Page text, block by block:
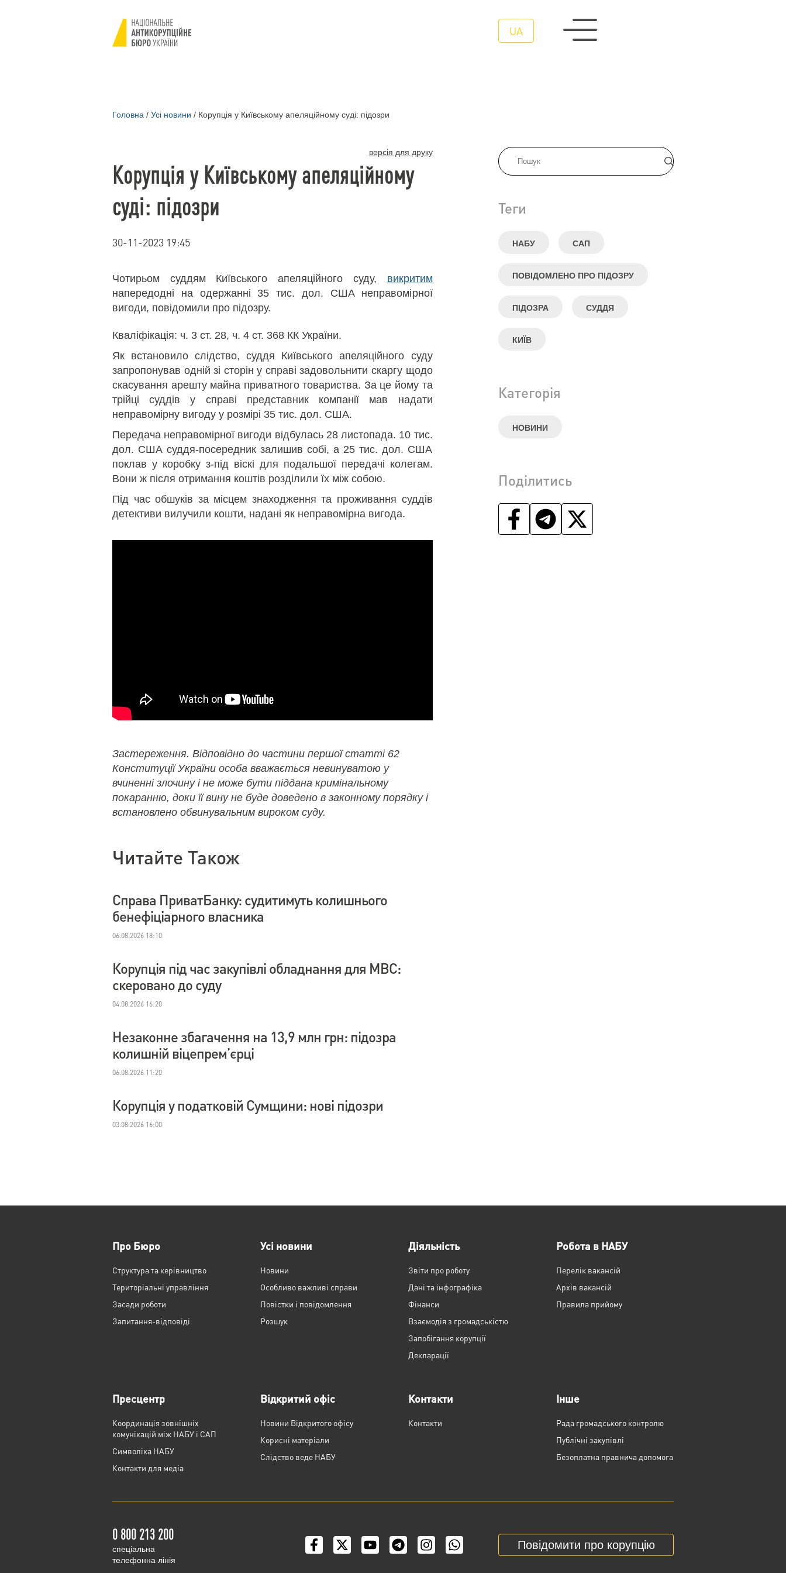
UA
Головна / Усі новини / Корупція у Київському апеляційному суді: підозри
Теги
НАБУ САП
ПОВІДОМЛЕНО ПРО ПІДОЗРУ
ПІДОЗРА СУДДЯ
КИЇВ
Категорія
НОВИНИ
Поділитись
версія для друку
Корупція у Київському апеляційному
суді: підозри
30-11-2023 19:45
Чотирьом суддям Київського апеляційного суду, викритим
напередодні на одержанні 35 тис. дол. США неправомірної
вигоди, повідомили про підозру.
Кваліфікація: ч. 3 ст. 28, ч. 4 ст. 368 КК України.
Як встановило слідство, суддя Київського апеляційного суду
запропонував одній зі сторін у справі задовольнити скаргу щодо
скасування арешту майна приватного товариства. За це йому та
трійці суддів у справі представник компанії мав надати
неправомірну вигоду у розмірі 35 тис. дол. США.
Передача неправомірної вигоди відбулась 28 листопада. 10 тис.
дол. США суддя-посередник залишив собі, а 25 тис. дол. США
поклав у коробку з-під віскі для подальшої передачі колегам.
Вони ж після отримання коштів розділили їх між собою.
Під час обшуків за місцем знаходження та проживання суддів
детективи вилучили кошти, надані як неправомірна вигода.
Застереження. Відповідно до частини першої статті 62
Конституції України особа вважається невинуватою у
вчиненні злочину і не може бути піддана кримінальному
покаранню, доки її вину не буде доведено в законному порядку і
встановлено обвинувальним вироком суду.
Читайте Також
Справа ПриватБанку: судитимуть колишнього
бенефіціарного власника
06.08.2026 18:10
Корупція під час закупівлі обладнання для МВС:
скеровано до суду
04.08.2026 16:20
Незаконне збагачення на 13,9 млн грн: підозра
колишній віцепрем’єрці
06.08.2026 11:20
Корупція у податковій Сумщини: нові підозри
03.08.2026 16:00
Про Бюро
Структура та керівництво
Територіальні управління
Засади роботи
Запитання-відповіді
Усі новини
Новини
Особливо важливі справи
Повістки і повідомлення
Розшук
Діяльність
Звіти про роботу
Дані та інфографіка
Фінанси
Взаємодія з громадськістю
Запобігання корупції
Декларації
Робота в НАБУ
Перелік вакансій
Архів вакансій
Правила прийому
Пресцентр
Координація зовнішніх
комунікацій між НАБУ і САП
Cимволіка НАБУ
Контакти для медіа
Відкритий офіс
Новини Відкритого офісу
Корисні матеріали
Слідство веде НАБУ
Контакти
Контакти
Інше
Рада громадського контролю
Публічні закупівлі
Безоплатна правнича допомога
0 800 213 200
cпеціальна
телефонна лінія
Повідомити про корупцію